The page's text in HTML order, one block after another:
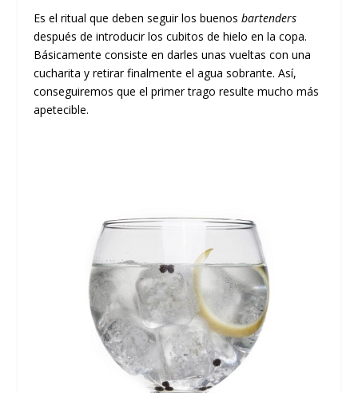
Es el ritual que deben seguir los buenosbartenders
después de introducir los cubitos de hielo en la copa.
Básicamente consiste en darles unas vueltas con una
cucharita y retirar finalmente el agua sobrante. Así,
conseguiremos que el primer trago resulte mucho más
apetecible.